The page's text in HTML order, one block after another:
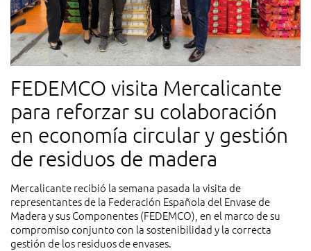
FEDEMCO visita Mercalicante
para reforzar su colaboración
en economía circular y gestión
de residuos de madera
Mercalicante recibió la semana pasada la visita de
representantes de la Federación Española del Envase de
Madera y sus Componentes (FEDEMCO), en el marco de su
compromiso conjunto con la sostenibilidad y la correcta
gestión de los residuos de envases.